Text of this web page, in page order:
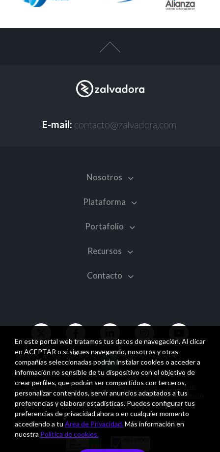
En este portal web tratamos tus datos de navegación. Al clicar
en ACEPTAR o si sigues navegando, nosotros y otras
compañías seleccionadas podrán instalar cookies o acceder a
información no sensible de tu dispositivo con el objetivo de
crear perfiles, que podrán ser compartidos con terceros,
personalizar contenidos, servir anuncios adaptados a tus
preferencias y elaborar estadísticas. Puedes configurar tus
preferencias de privacidad ahora o en cualquier momento
accediendo a tu Área de Privacidad.Más información en
nuestra Política de cookies.
E-mail: contacto@zalvadora.com
Nosotros
Plataforma
Portafolio
Recursos
Contacto
© 2026 Zalvadora. Todos los derechos reservados
Política de
privacidad
Política de cookies
Términos y condiciones de uso
Política general de seguridad de la información